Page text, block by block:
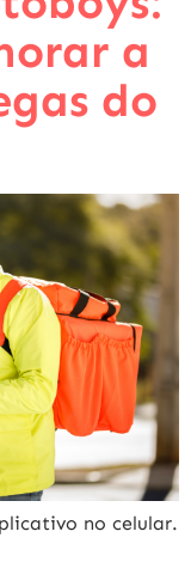
a
do
no celular.